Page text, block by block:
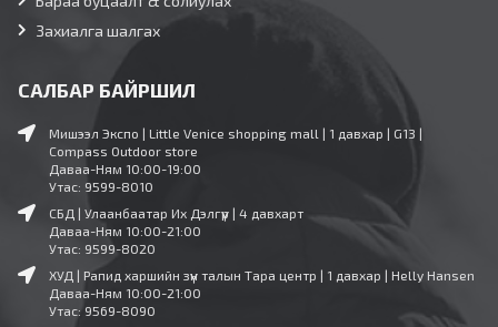
Захиалга шалгах
САЛБАР БАЙРШИЛ
Мишээл Экспо | Little Venice shopping mall | 1 давхар | G13 |
Compass Outdoor store
Даваа-Ням 10:00-19:00
Утас: 9599-8010
СБД | Улаанбаатар Их Дэлгүүр | 4 давхарт
Даваа-Ням 10:00-21:00
Утас: 9599-8020
ХУД | Рапид харшийн зүүн талын Тара центр | 1 давхар | Helly Hansen
Даваа-Ням 10:00-21:00
Утас: 9569-8090